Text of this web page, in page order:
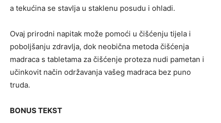
a tekućina se stavlja u staklenu posudu i ohladi.
Ovaj prirodni napitak može pomoći u čišćenju tijela i
poboljšanju zdravlja, dok neobična metoda čišćenja
madraca s tabletama za čišćenje proteza nudi pametan i
učinkovit način održavanja vašeg madraca bez puno
truda.
BONUS TEKST